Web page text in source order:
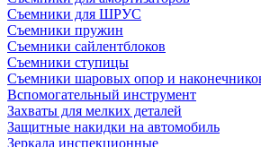
Съемники для ШРУС
Съемники пружин
Съемники сайлентблоков
Съемники ступицы
Съемники шаровых опор и
Вспомогательный инструмент
Захваты для мелких деталей
Защитные накидки на автомобиль
Зеркала инспекционные